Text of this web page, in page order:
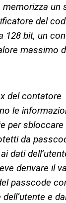
un
del
128 bit, un
massimo
del contatore
le
per sbloccare
da
dati
derivare il
passcode
e